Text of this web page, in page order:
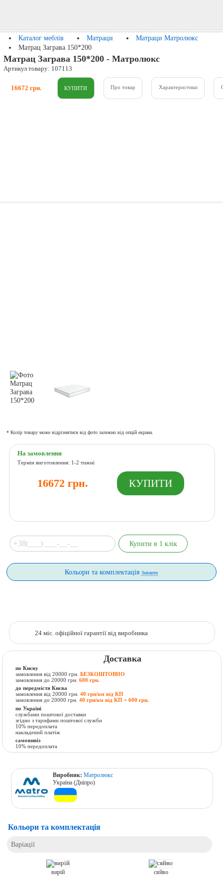
Каталог меблів Матраци
Матраци Матролюкс
Матрац Заграва 150*200
Матрац Заграва 150*200 - Матролюкс
Артикул товару: 107113
16672 грн. Про товар Характеристики
* Колір товару може відрізнятися від фото залежно від опцій екрана.
На замовлення
Термін виготовлення: 1-2 тижні
16672 грн.
Кольори та комплектаціяЗмінити
24 міс. офіційної гарантії від виробника
Доставка
по Києву
замовлення від 20000 грн.БЕЗКОШТОВНО
замовлення до 20000 грн.600 грн.
до передмістя Києва
замовлення від 20000 грн.40 грн/км від КП
замовлення до 20000 грн.40 грн/км від КП + 600 грн.
по Україні
службами поштової доставки
згідно з тарифами поштової служби
10% передоплата
накладений платіж
самовивіз
10% передоплата
Виробник:Матролюкс
Україна (Дніпро)
Кольори та комплектація
Варіації
вирій сяйво